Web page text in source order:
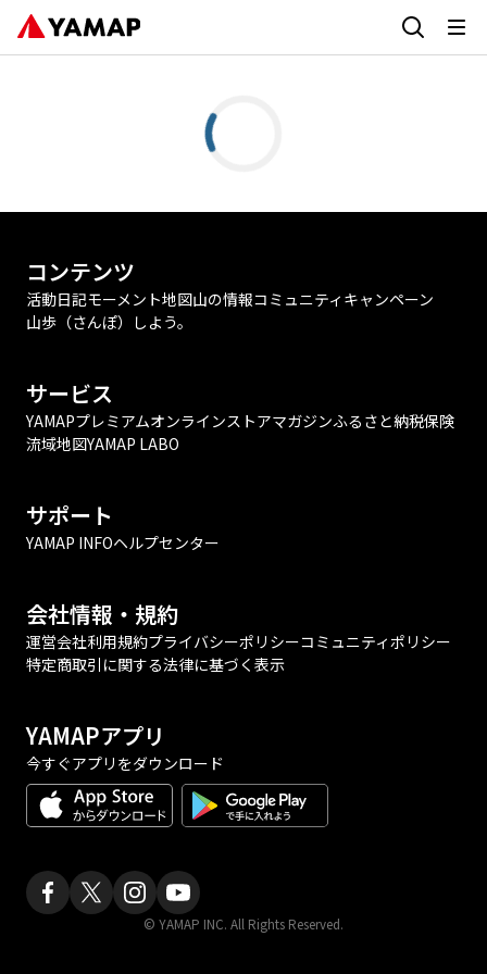
コンテンツ
活動日記モーメント地図山の情報コミュニティ キャンペーン
山歩（さんぽ）しよう。
サービス
YAMAPプレミアムオンラインストアマガジンふるさと納税保険
流域地図YAMAP LABO
サポート
YAMAP INFOヘルプセンター
会社情報・規約
運営会社利用規約プライバシーポリシーコミュニティポリシー
特定商取引に関する法律に基づく表示
YAMAPアプリ
今すぐアプリをダウンロード
© YAMAP INC. All Rights Reserved.